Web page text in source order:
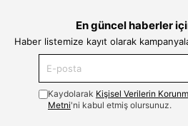
En güncel haberler
Haber listemize kayıt olarak
Kaydolarak Kişisel Verilerin
Metni'ni kabul etmiş olursunuz.